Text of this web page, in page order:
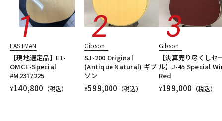
EASTMAN
【現地選定品】E1-
OMCE-Special
#M2317225
¥140,800 （税込）
Gibson
SJ-200 Original
(Antique Natural) ギブ
ソン
¥599,000 （税込）
Gibson
【決算売り尽くしセ
ル】J-45 Special
Red
¥199,000 （税込）